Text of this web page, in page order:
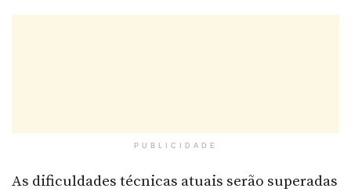
PUBLICIDADE
As dificuldades técnicas atuais serão superadas